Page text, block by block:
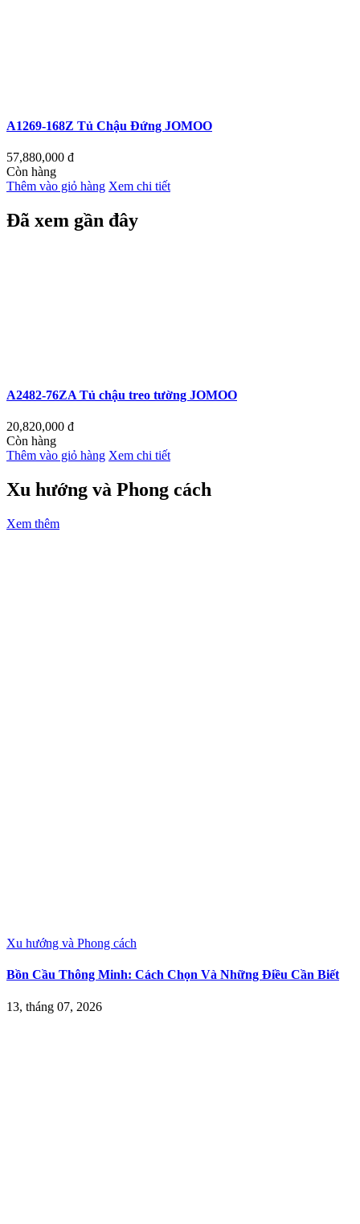
A1269-168Z Tủ Chậu Đứng JOMOO
57,880,000 đ
Còn hàng
Thêm vào giỏ hàng Xem chi tiết
Đã xem gần đây
A2482-76ZA Tủ chậu treo tường JOMOO
20,820,000 đ
Còn hàng
Thêm vào giỏ hàng Xem chi tiết
Xu hướng và Phong cách
Xem thêm
Xu hướng và Phong cách
Bồn Cầu Thông Minh: Cách Chọn Và Những Điều Cần Biết
13, tháng 07, 2026